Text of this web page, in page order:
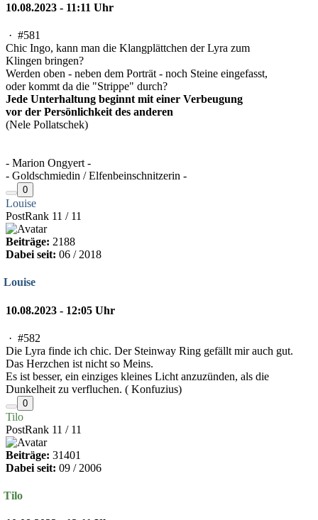
10.08.2023 - 11:11 Uhr
· #581
Chic Ingo, kann man die Klangplättchen der Lyra zum
Klingen bringen?
Werden oben - neben dem Porträt - noch Steine eingefasst,
oder kommt da die "Strippe" durch?
Jede Unterhaltung beginnt mit einer Verbeugung
vor der Persönlichkeit des anderen
(Nele Pollatschek)
- Marion Ongyert -
- Goldschmiedin / Elfenbeinschnitzerin -
0
Louise
PostRank 11 / 11
Beiträge: 2188
Dabei seit: 06 / 2018
Louise
10.08.2023 - 12:05 Uhr
· #582
Die Lyra finde ich chic. Der Steinway Ring gefällt mir auch gut.
Das Herzchen ist nicht so Meins.
Es ist besser, ein einziges kleines Licht anzuzünden, als die
Dunkelheit zu verfluchen. ( Konfuzius)
0
Tilo
PostRank 11 / 11
Beiträge: 31401
Dabei seit: 09 / 2006
Tilo